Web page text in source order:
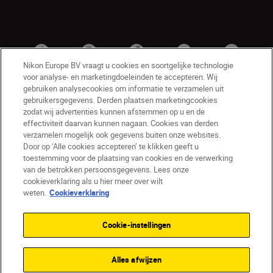
BE(nl) Nikon Sites
Contact opnemen
Privacyverklaring
Gebruiksvoorwaarden
Nikon Store - Algemene voorwaarden
Cookieverklaring
Toegankelijkheid
Cookie-instellingen
Nikon Europe BV vraagt u cookies en soortgelijke technologie
voor analyse- en marketingdoeleinden te accepteren. Wij
gebruiken analysecookies om informatie te verzamelen uit
gebruikersgegevens. Derden plaatsen marketingcookies
zodat wij advertenties kunnen afstemmen op u en de
effectiviteit daarvan kunnen nagaan. Cookies van derden
verzamelen mogelijk ook gegevens buiten onze websites.
Door op ‘Alle cookies accepteren’ te klikken geeft u
toestemming voor de plaatsing van cookies en de verwerking
van de betrokken persoonsgegevens. Lees onze
cookieverklaring als u hier meer over wilt
weten. Cookieverklaring
Cookie-instellingen
Alles afwijzen